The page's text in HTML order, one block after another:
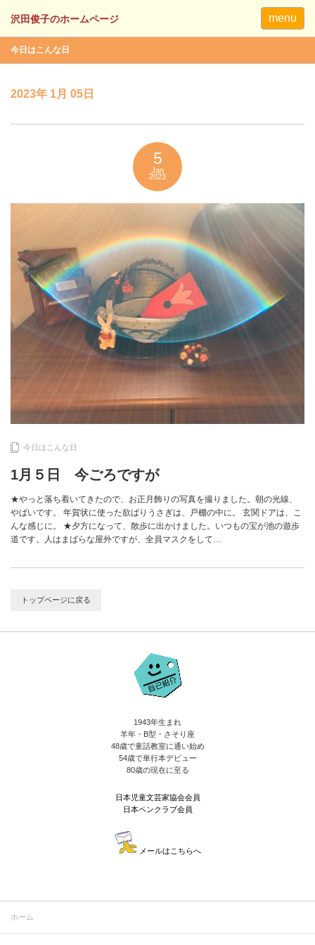
menu
今日はこんな日
2023年 1月 05日
5
Jan
2023
今日はこんな日
1月５日 今ごろですが
★やっと落ち着いてきたので、お正月飾りの写真を撮りました。朝の光線、
やばいです。 年賀状に使った欲ばりうさぎは、戸棚の中に。 玄関ドアは、こ
んな感じに。 ★夕方になって、散歩に出かけました。いつもの宝が池の遊歩
道です。人はまばらな屋外ですが、全員マスクをして…
トップページに戻る
1943年生まれ
羊年・B型・さそり座
48歳で童話教室に通い始め
54歳で単行本デビュー
80歳の現在に至る
日本児童文芸家協会会員
日本ペンクラブ会員
メールはこちらへ
ホーム